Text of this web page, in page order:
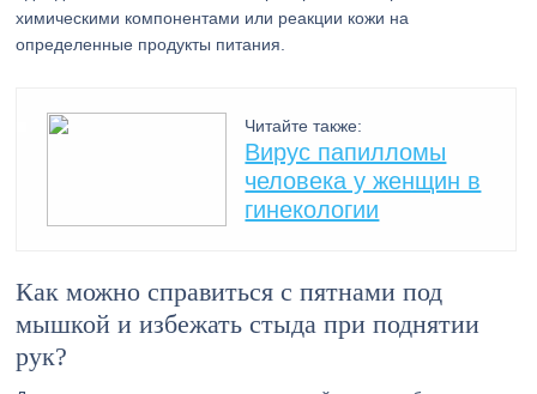
химическими компонентами или реакции кожи на
определенные продукты питания.
Читайте также:
Вирус папилломы
человека у женщин в
гинекологии
Как можно справиться с пятнами под
мышкой и избежать стыда при поднятии
рук?